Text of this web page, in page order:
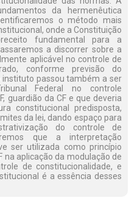
da hermenêutica
o método mais
onde a Constituição
fundamental para a
a discorrer sobre a
aplicável no controle de
conforme previsão do
passou também a ser
Federal no controle
guardião da CF e que deveria
constitucional predisposta,
da lei, dando espaço para
do controle de
que a interpretação
ser utilizada como princípio
na aplicação da modulação de
de constitucionalidade, e
é a essência desses